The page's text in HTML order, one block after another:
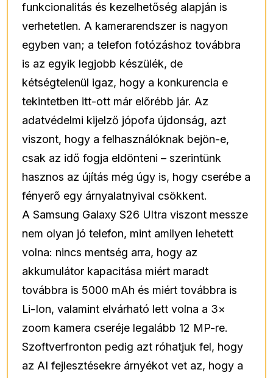
funkcionalitás és kezelhetőség alapján is
verhetetlen. A kamerarendszer is nagyon
egyben van; a telefon fotózáshoz továbbra
is az egyik legjobb készülék, de
kétségtelenül igaz, hogy a konkurencia e
tekintetben itt-ott már előrébb jár. Az
adatvédelmi kijelző jópofa újdonság, azt
viszont, hogy a felhasználóknak bejön-e,
csak az idő fogja eldönteni – szerintünk
hasznos az újítás még úgy is, hogy cserébe a
fényerő egy árnyalatnyival csökkent.
A Samsung Galaxy S26 Ultra viszont messze
nem olyan jó telefon, mint amilyen lehetett
volna: nincs mentség arra, hogy az
akkumulátor kapacitása miért maradt
továbbra is 5000 mAh és miért továbbra is
Li-Ion, valamint elvárható lett volna a 3×
zoom kamera cseréje legalább 12 MP-re.
Szoftverfronton pedig azt róhatjuk fel, hogy
az AI fejlesztésekre árnyékot vet az, hogy a